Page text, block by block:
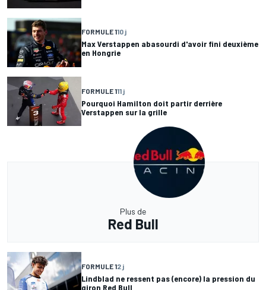
FORMULE 110 j
Max Verstappen abasourdi d'avoir fini deuxième
en Hongrie
FORMULE 111 j
Pourquoi Hamilton doit partir derrière
Verstappen sur la grille
Plus de
Red Bull
FORMULE 12 j
Lindblad ne ressent pas (encore) la pression du
giron Red Bull